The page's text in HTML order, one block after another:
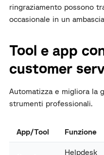
ringraziamento possono
occasionale in un
Tool e app
customer
Automatizza e migliora la
strumenti professionali.
App/Tool Funzione
Helpdesk